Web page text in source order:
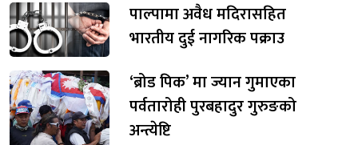
पाल्पामा अवैध मदिरासहित
भारतीय दुई नागरिक पक्राउ
‘ब्रोड पिक’ मा ज्यान गुमाएका
पर्वतारोही पुरबहादुर गुरुङको
अन्त्येष्टि